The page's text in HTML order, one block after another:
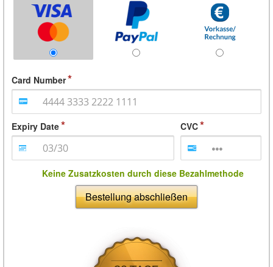
Card Number
Expiry Date CVC
Keine Zusatzkosten durch diese Bezahlmethode
Bestellung abschließen